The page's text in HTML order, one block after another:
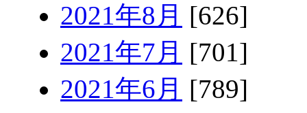
2021年8月 [626]
2021年7月 [701]
2021年6月 [789]